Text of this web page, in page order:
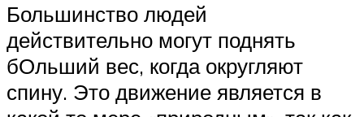
Большинство людей
действительно могут поднять
бОльший вес, когда округляют
спину. Это движение является в